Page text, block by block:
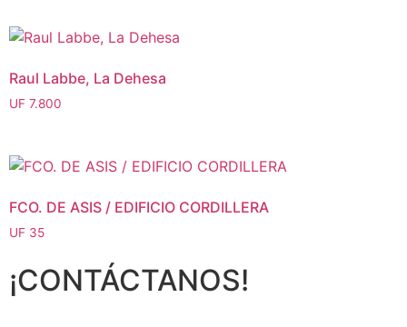
Raul Labbe, La Dehesa
UF 7.800
FCO. DE ASIS / EDIFICIO CORDILLERA
UF 35
¡CONTÁCTANOS!